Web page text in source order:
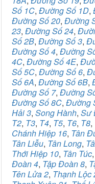
Số 1C, Đường Số 1D,
Đường Số 20, Đường
23, Đường Số 24,
Số 2B, Đường Số 3,
Đường Số 4, Đường
4C, Đường Số 4E,
Số 5C, Đường Số 6,
Số 6A, Đường Số 6B,
Đường Số 7, Đường
Đường Số 8C, Đường
Hải 3, Song Hành, Sư
T2, T3, T4, T5, T6, T8,
Chánh Hiệp 16, Tân
Tân Liễu, Tân Long,
Thới Hiệp 10, Tân Túc,
Đoàn 4, Tập Đoàn 8,
Tên Lửa 2, Thạnh Lộc